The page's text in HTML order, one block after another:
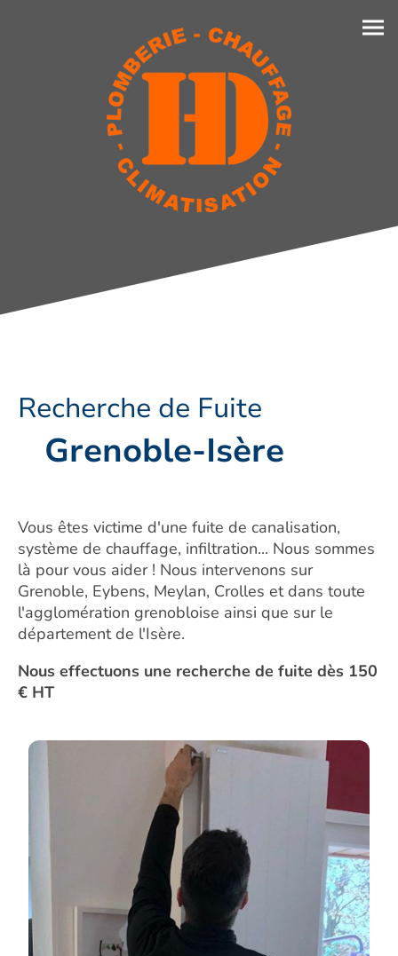
Recherche de Fuite
Grenoble-Isère
Vous êtes victime d'une fuite de canalisation,
système de chauffage, infiltration... Nous sommes
là pour vous aider ! Nous intervenons sur
Grenoble, Eybens, Meylan, Crolles et dans toute
l'agglomération grenobloise ainsi que sur le
département de l'Isère.
Nous effectuons une recherche de fuite dès 150
€ HT